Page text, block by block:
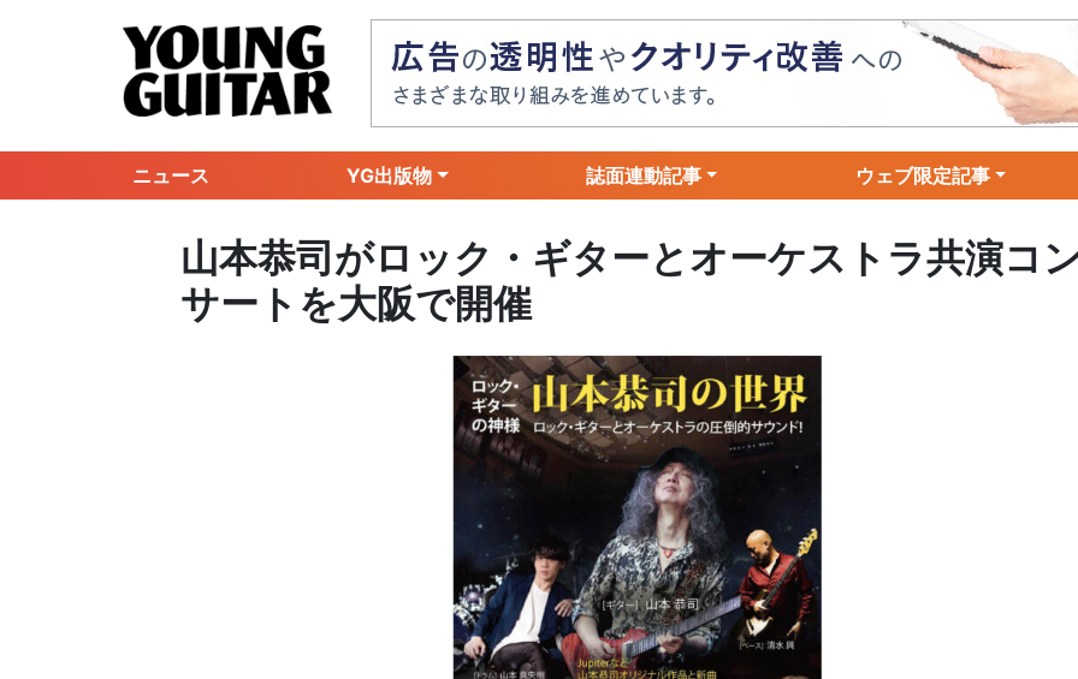
ニュース YG出版物 誌面連動記事 ウェブ限定記事
山本恭司がロック・ギターとオーケストラ共演コ
サートを大阪で開催